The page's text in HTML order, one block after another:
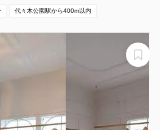
代々木公園駅から400m以内
り沿いのビルの屋上に佇
ス